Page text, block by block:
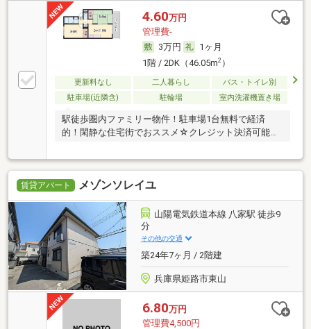
4.60万円
管理費-
3万円
1ヶ月
1階 / 2DK（46.05m2）
更新料なし 二人暮らし
バス・トイレ別
駐車場(近隣含)
駐輪場 室内洗濯機置き場
駅徒歩圏内ファミリー物件！駐車場1台無料で経済
的！閑静な住宅街でおススメ☆クレジット決済可能で
賃貸アパート メゾンソレイユ
山陽電気鉄道本線 八家駅 徒歩9
分
その他の交通
築24年7ヶ月 / 2階建
兵庫県姫路市東山
6.80万円
管理費4,500円